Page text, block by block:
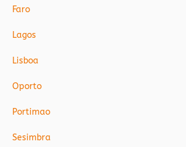
Faro
Lagos
Lisboa
Oporto
Portimao
Sesimbra